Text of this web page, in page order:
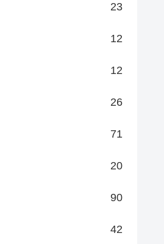
23
12
12
26
71
20
90
42